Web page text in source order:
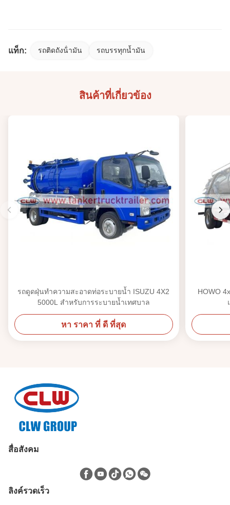
แท็ก: รถติดถังน้ํามัน รถบรรทุกน้ำมัน
สินค้าที่เกี่ยวข้อง
รถดูดฝุ่นทำความสะอาดท่อระบายน้ำ ISUZU 4X2
5000L สำหรับการระบายน้ำเทศบาล
หา ราคา ที่ ดี ที่สุด
HOWO
สื่อสังคม
ลิงค์รวดเร็ว